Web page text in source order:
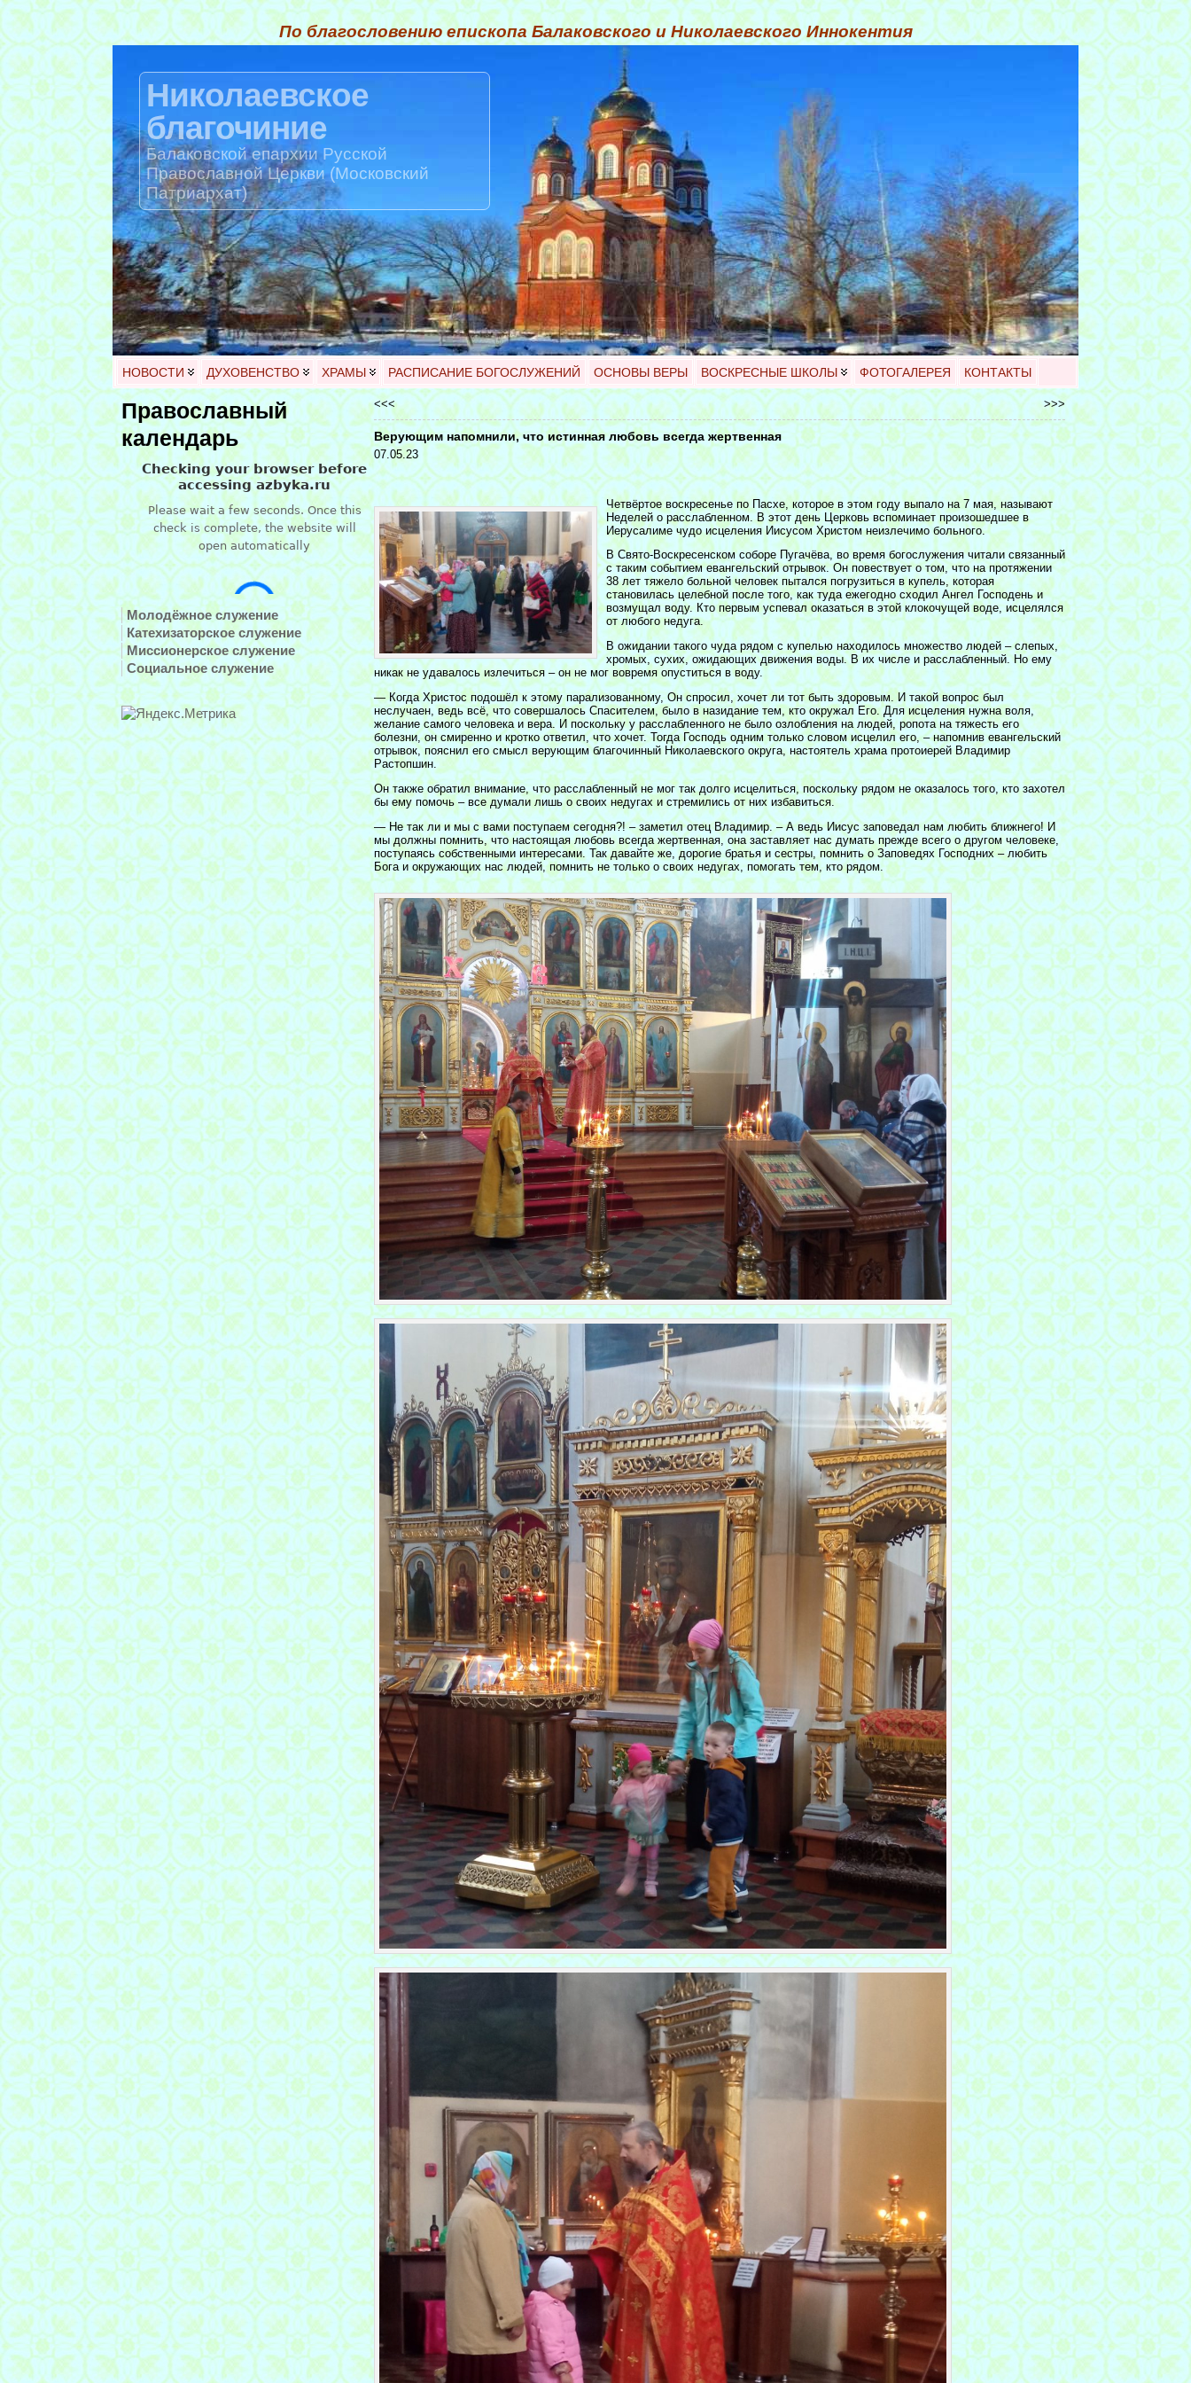
По благословению епископа Балаковского и Николаевского Иннокентия
Николаевское
благочиние
Балаковской епархии Русской
Православной Церкви (Московский
Патриархат)
НОВОСТИ ДУХОВЕНСТВО ХРАМЫ РАСПИСАНИЕ БОГОСЛУЖЕНИЙ ОСНОВЫ ВЕРЫ ВОСКРЕСНЫЕ ШКОЛЫ ФОТОГАЛЕРЕЯ КОНТАКТЫ
Православный
календарь
Молодёжное служение
Катехизаторское служение
Миссионерское служение
Социальное служение
<<< >>>
Верующим напомнили, что истинная любовь всегда жертвенная
07.05.23
Четвёртое воскресенье по Пасхе, которое в этом году выпало на 7 мая, называют
Неделей о расслабленном. В этот день Церковь вспоминает произошедшее в
Иерусалиме чудо исцеления Иисусом Христом неизлечимо больного.
В Свято-Воскресенском соборе Пугачёва, во время богослужения читали связанный
с таким событием евангельский отрывок. Он повествует о том, что на протяжении
38 лет тяжело больной человек пытался погрузиться в купель, которая
становилась целебной после того, как туда ежегодно сходил Ангел Господень и
возмущал воду. Кто первым успевал оказаться в этой клокочущей воде, исцелялся
от любого недуга.
В ожидании такого чуда рядом с купелью находилось множество людей – слепых,
хромых, сухих, ожидающих движения воды. В их числе и расслабленный. Но ему
никак не удавалось излечиться – он не мог вовремя опуститься в воду.
— Когда Христос подошёл к этому парализованному, Он спросил, хочет ли тот быть здоровым. И такой вопрос был
неслучаен, ведь всё, что совершалось Спасителем, было в назидание тем, кто окружал Его. Для исцеления нужна воля,
желание самого человека и вера. И поскольку у расслабленного не было озлобления на людей, ропота на тяжесть его
болезни, он смиренно и кротко ответил, что хочет. Тогда Господь одним только словом исцелил его, – напомнив евангельский
отрывок, пояснил его смысл верующим благочинный Николаевского округа, настоятель храма протоиерей Владимир
Растопшин.
Он также обратил внимание, что расслабленный не мог так долго исцелиться, поскольку рядом не оказалось того, кто захотел
бы ему помочь – все думали лишь о своих недугах и стремились от них избавиться.
— Не так ли и мы с вами поступаем сегодня?! – заметил отец Владимир. – А ведь Иисус заповедал нам любить ближнего! И
мы должны помнить, что настоящая любовь всегда жертвенная, она заставляет нас думать прежде всего о другом человеке,
поступаясь собственными интересами. Так давайте же, дорогие братья и сестры, помнить о Заповедях Господних – любить
Бога и окружающих нас людей, помнить не только о своих недугах, помогать тем, кто рядом.